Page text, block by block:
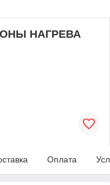
НАГРЕВА
Оплата